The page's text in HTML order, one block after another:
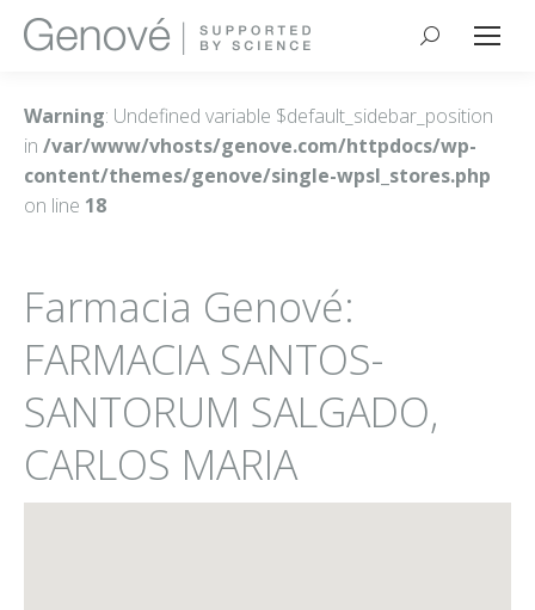
Buscar:
Warning: Undefined variable $default_sidebar_position
in /var/www/vhosts/genove.com/httpdocs/wp-
content/themes/genove/single-wpsl_stores.php
on line 18
Farmacia Genové:
FARMACIA SANTOS-
SANTORUM SALGADO,
CARLOS MARIA